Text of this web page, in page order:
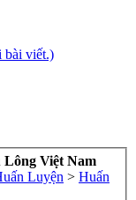
bài viết.)
Việt Nam
Luyện > Huấn